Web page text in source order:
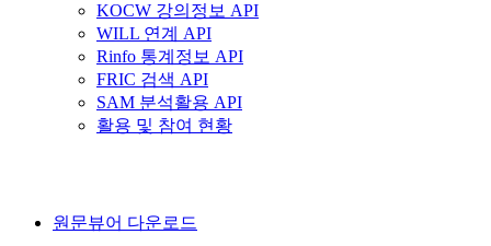
KOCW 강의정보 API
WILL 연계 API
Rinfo 통계정보 API
FRIC 검색 API
SAM 분석활용 API
활용 및 참여 현황
원문뷰어 다운로드